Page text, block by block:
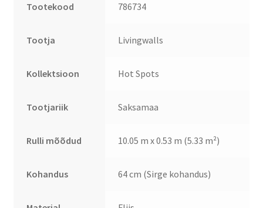
Tootekood 786734
Tootja Livingwalls
Kollektsioon Hot Spots
Tootjariik Saksamaa
Rulli mõõdud 10.05 m x 0.53 m (5.33 m²)
Kohandus 64 cm (Sirge kohandus)